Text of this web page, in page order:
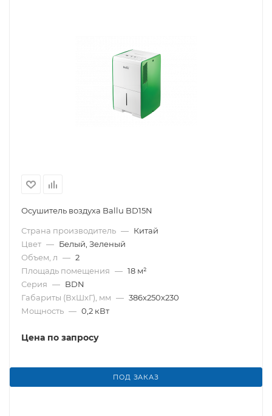
Осушитель воздуха Ballu BD15N
Страна производитель — Китай
Цвет — Белый, Зеленый
Объем, л — 2
Площадь помещения — 18 м²
Серия — BDN
Габариты (ВхШхГ), мм — 386х250х230
Мощность — 0,2 кВт
Цена по запросу
ПОД ЗАКАЗ